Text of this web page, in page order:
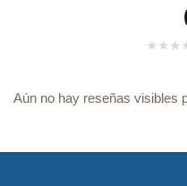
★ ★ ★
Aún no hay reseñas visibles